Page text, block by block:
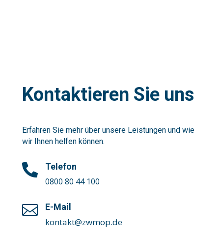
Kontaktieren Sie uns
Erfahren Sie mehr über unsere Leistungen und wie
wir Ihnen helfen können.
 Telefon
0800 80 44 100
 E-Mail
kontakt@zwmop.de